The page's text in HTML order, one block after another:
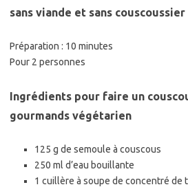
sans viande et sans couscoussier
Préparation : 10 minutes
Pour 2 personnes
Ingrédients pour faire un
gourmands végétarien
125 g de semoule à couscous
250 ml d’eau bouillante
1 cuillère à soupe de concentré de